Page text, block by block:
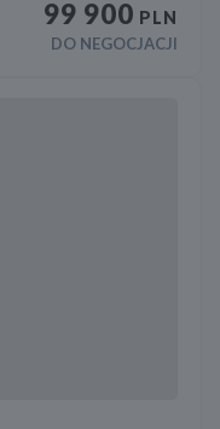
99 900 PLN
DO NEGOCJACJI